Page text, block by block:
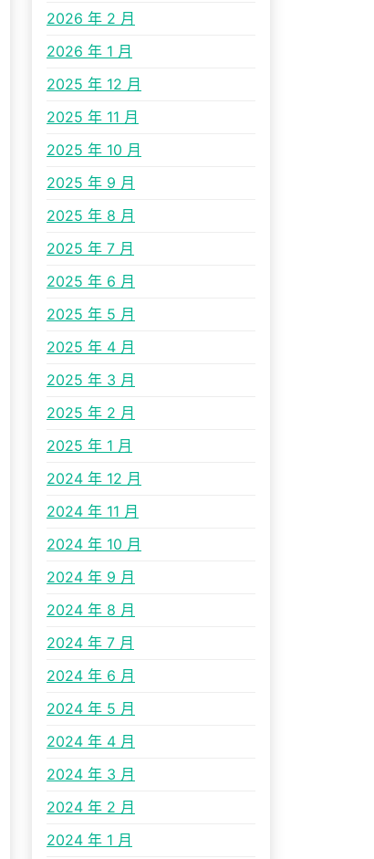
2026 年 2 月
2026 年 1 月
2025 年 12 月
2025 年 11 月
2025 年 10 月
2025 年 9 月
2025 年 8 月
2025 年 7 月
2025 年 6 月
2025 年 5 月
2025 年 4 月
2025 年 3 月
2025 年 2 月
2025 年 1 月
2024 年 12 月
2024 年 11 月
2024 年 10 月
2024 年 9 月
2024 年 8 月
2024 年 7 月
2024 年 6 月
2024 年 5 月
2024 年 4 月
2024 年 3 月
2024 年 2 月
2024 年 1 月